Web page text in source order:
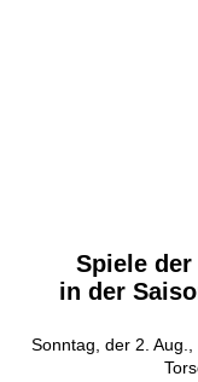
Spiele
in der
Sonntag, der 2.